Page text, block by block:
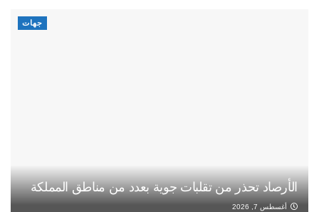
جهات
الأرصاد تحذر من تقلبات جوية بعدد من مناطق المملكة
أغسطس 7, 2026